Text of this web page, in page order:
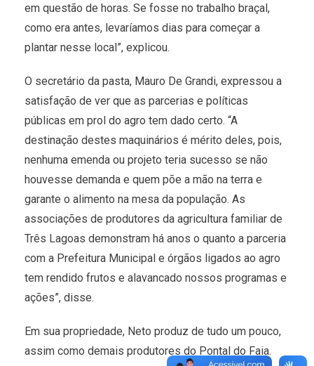
em questão de horas. Se fosse no trabalho braçal,
como era antes, levaríamos dias para começar a
plantar nesse local”, explicou.
O secretário da pasta, Mauro De Grandi, expressou a
satisfação de ver que as parcerias e políticas
públicas em prol do agro tem dado certo. “A
destinação destes maquinários é mérito deles, pois,
nenhuma emenda ou projeto teria sucesso se não
houvesse demanda e quem põe a mão na terra e
garante o alimento na mesa da população. As
associações de produtores da agricultura familiar de
Três Lagoas demonstram há anos o quanto a parceria
com a Prefeitura Municipal e órgãos ligados ao agro
tem rendido frutos e alavancado nossos programas e
ações”, disse.
Em sua propriedade, Neto produz de tudo um pouco,
assim como demais produtores do Pontal do Faia.